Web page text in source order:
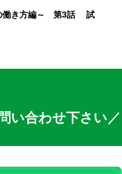
働き方編～ 第3話 試
い合わせ下さい／